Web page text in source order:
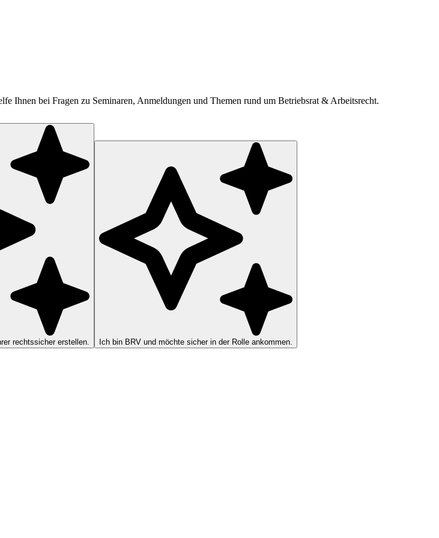
Ihnen bei Fragen zu Seminaren, Anmeldungen und Themen rund um Betriebsrat & Arbeitsrecht.
rechtssicher erstellen. Ich bin BRV und möchte sicher in der Rolle ankommen.